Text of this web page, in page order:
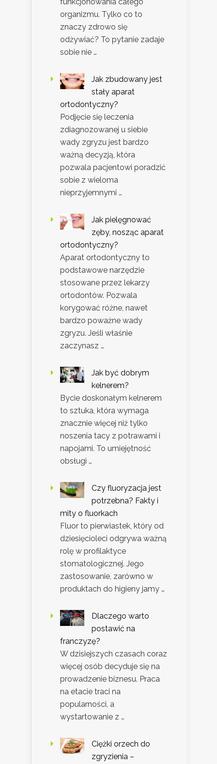
organizmu. Tylko co to
znaczy zdrowo się
odżywiać? To pytanie zadaje
sobie nie …
Jak zbudowany jest
stały aparat
ortodontyczny?
Podjęcie się leczenia
zdiagnozowanej u siebie
wady zgryzu jest bardzo
ważną decyzją, która
pozwala pacjentowi poradzić
sobie z wieloma
nieprzyjemnymi …
Jak pielęgnować
zęby, nosząc aparat
ortodontyczny?
Aparat ortodontyczny to
podstawowe narzędzie
stosowane przez lekarzy
ortodontów. Pozwala
korygować różne, nawet
bardzo poważne wady
zgryzu. Jeśli właśnie
zaczynasz …
Jak być dobrym
kelnerem?
Bycie doskonałym kelnerem
to sztuka, która wymaga
znacznie więcej niż tylko
noszenia tacy z potrawami i
napojami. To umiejętność
obsługi …
Czy fluoryzacja jest
potrzebna? Fakty i
mity o fluorkach
Fluor to pierwiastek, który od
dziesięcioleci odgrywa ważną
rolę w profilaktyce
stomatologicznej. Jego
zastosowanie, zarówno w
produktach do higieny jamy …
Dlaczego warto
postawić na
franczyzę?
W dzisiejszych czasach coraz
więcej osób decyduje się na
prowadzenie biznesu. Praca
na etacie traci na
popularności, a
wystartowanie z …
Ciężki orzech do
zgryzienia –